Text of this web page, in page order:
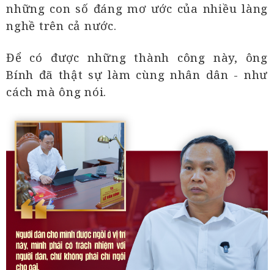
những con số đáng mơ ước của nhiều làng
nghề trên cả nước.
Để có được những thành công này, ông
Bính đã thật sự làm cùng nhân dân - như
cách mà ông nói.